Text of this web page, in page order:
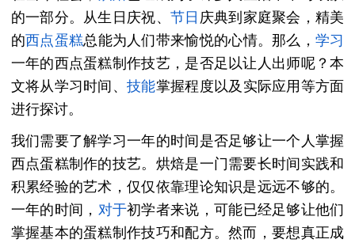
的一部分。从生日庆祝、 节日 庆典到家庭聚会，精美
的西点蛋糕总能为人们带来愉悦的心情。那么，学习
一年的西点蛋糕制作技艺，是否足以让人出师呢？本
文将从学习时间、技能掌握程度以及实际应用等方面
进行探讨。
我们需要了解学习一年的时间是否足够让一个人掌握
西点蛋糕制作的技艺。烘焙是一门需要长时间实践和
积累经验的艺术，仅仅依靠理论知识是远远不够的。
一年的时间， 对于初学者来说，可能已经足够让他们
掌握基本的蛋糕制作技巧和配方。然而，要想真正成